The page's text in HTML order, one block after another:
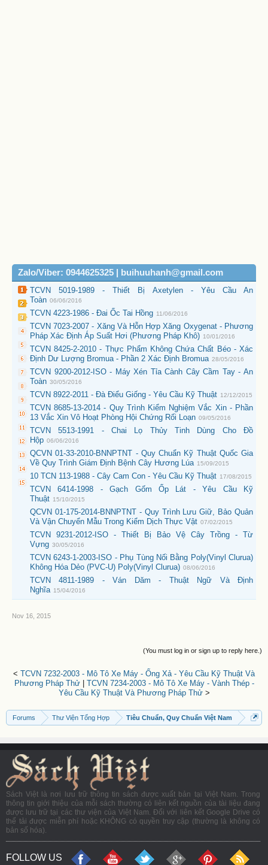
Zalo/Viber: 0944625325 | buihuuhanh@gmail.com
TCVN 5019-1989 - Thiết Bị Axetylen - Yêu Cầu An
Toàn 06/06/2016
TCVN 4223-1986 - Đai Ốc Tai Hồng 11/06/2016
TCVN 7023-2007 - Xăng Và Hỗn Hợp Xăng Oxygenat - Phương
Pháp Xác Định Áp Suất Hơi (Phương Pháp Khô) 10/01/2016
TCVN 8425-2-2010 - Thực Phẩm Không Chứa Chất Béo - Xác
Định Dư Lượng Bromua - Phần 2 Xác Định Bromua 28/05/2016
TCVN 9200-2012-ISO - Máy Xén Tỉa Cành Cây Cầm Tay - An
Toàn 30/05/2016
TCVN 8922-2011 - Đà Điểu Giống - Yêu Cầu Kỹ Thuật 12/12/2015
TCVN 8685-13-2014 - Quy Trình Kiểm Nghiệm Vắc Xin - Phần
13 Vắc Xin Vô Hoạt Phòng Hội Chứng Rối Loạn 09/05/2016
TCVN 5513-1991 - Chai Lọ Thủy Tinh Dùng Cho Đồ
Hộp 06/06/2016
QCVN 01-33-2010-BNNPTNT - Quy Chuẩn Kỹ Thuật Quốc Gia
Về Quy Trình Giám Định Bệnh Cây Hương Lúa 15/09/2015
10 TCN 113-1988 - Cây Cam Con - Yêu Cầu Kỹ Thuật 17/08/2015
TCVN 6414-1998 - Gạch Gốm Ốp Lát - Yêu Cầu Kỹ
Thuật 15/10/2015
QCVN 01-175-2014-BNNPTNT - Quy Trình Lưu Giữ, Bảo Quản
Và Vận Chuyển Mẫu Trong Kiểm Dịch Thực Vật 07/02/2015
TCVN 9231-2012-ISO - Thiết Bị Bảo Vệ Cây Trồng - Từ
Vựng 30/05/2016
TCVN 6243-1-2003-ISO - Phụ Tùng Nối Bằng Poly(Vinyl Clurua)
Không Hóa Dẻo (PVC-U) Poly(Vinyl Clurua) 08/06/2016
TCVN 4811-1989 - Ván Dăm - Thuật Ngữ Và Định
Nghĩa 15/04/2016
Nov 16, 2015
(You must log in or sign up to reply here.)
< TCVN 7232-2003 - Mô Tô Xe Máy - Ống Xả - Yêu Cầu Kỹ Thuật Và
Phương Pháp Thử| TCVN 7234-2003 - Mô Tô Xe Máy - Vành Thép -
Yêu Cầu Kỹ Thuật Và Phương Pháp Thử>
Forums Thư Viện Tổng Hợp Tiêu Chuẩn, Quy Chuẩn Việt Nam
Sách Việt là nơi lưu trữ thông tin sách được xuất bản tại Việt Nam. Trong
thông tin giới thiệu của mỗi sách thường có liên kết nguồn của tài liệu đang
được lưu trữ tại các thư viện của Việt Nam. Đối với liên kết Google Drive có
thể tải được miễn phí hoặc KHÔNG có quyền truy cập (thường là không có
bản số hóa).
FOLLOW US